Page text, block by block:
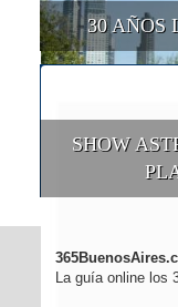
30 AÑOS
SHOW
La guía online los